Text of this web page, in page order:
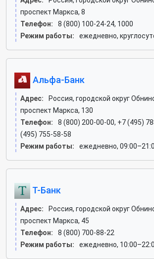
проспект Маркса, 8
Телефон:
8 (800) 100-24-24, 1000
Режим работы:
ежедневно,
Альфа-Банк
Адрес:
Россия, городской округ
проспект Маркса, 130
Телефон:
8 (800) 200-00-00, +7 (495)
(495) 755-58-58
Режим работы:
ежедневно,
Т-Банк
Адрес:
Россия, городской округ
проспект Маркса, 45
Телефон:
8 (800) 700-88-22
Режим работы:
ежедневно,